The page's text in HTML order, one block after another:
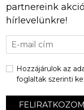
partnereink
hírlevelünkre!
FELIRATKOZOM
Hozzájárulok az
foglaltak szerinti